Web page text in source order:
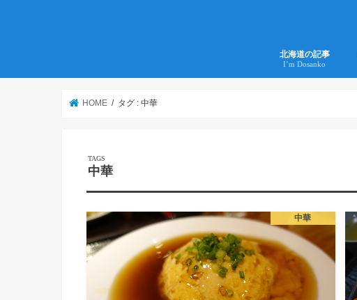
北海道の記事
I’m Dosanko
HOME タグ : 中華
中華
中華